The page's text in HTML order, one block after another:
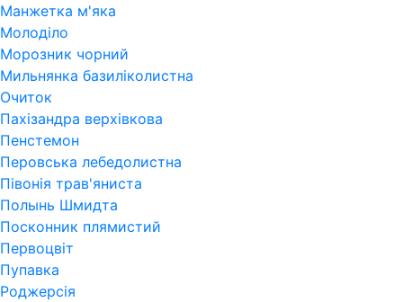
Манжетка м'яка
Молоділо
Морозник чорний
Мильнянка базиліколистна
Очиток
Пахізандра верхівкова
Пенстемон
Перовська лебедолистна
Півонія трав'яниста
Полынь Шмидта
Посконник плямистий
Первоцвіт
Пупавка
Роджерсія